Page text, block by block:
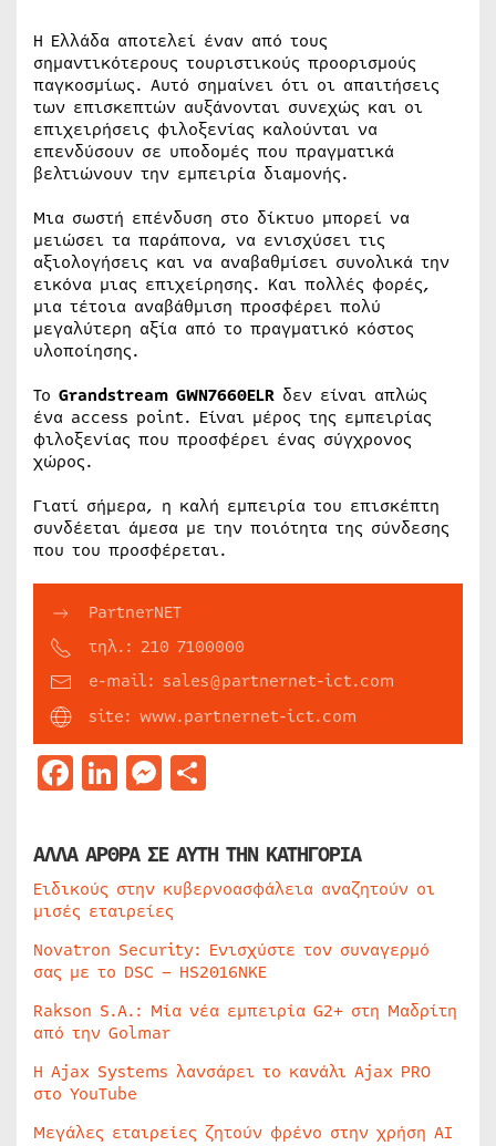
Η Ελλάδα αποτελεί έναν από τους
σημαντικότερους τουριστικούς προορισμούς
παγκοσμίως. Αυτό σημαίνει ότι οι απαιτήσεις
των επισκεπτών αυξάνονται συνεχώς και οι
επιχειρήσεις φιλοξενίας καλούνται να
επενδύσουν σε υποδομές που πραγματικά
βελτιώνουν την εμπειρία διαμονής.
Μια σωστή επένδυση στο δίκτυο μπορεί να
μειώσει τα παράπονα, να ενισχύσει τις
αξιολογήσεις και να αναβαθμίσει συνολικά την
εικόνα μιας επιχείρησης. Και πολλές φορές,
μια τέτοια αναβάθμιση προσφέρει πολύ
μεγαλύτερη αξία από το πραγματικό κόστος
υλοποίησης.
Το Grandstream GWN7660ELR δεν είναι απλώς
ένα access point. Είναι μέρος της εμπειρίας
φιλοξενίας που προσφέρει ένας σύγχρονος
χώρος.
Γιατί σήμερα, η καλή εμπειρία του επισκέπτη
συνδέεται άμεσα με την ποιότητα της σύνδεσης
που του προσφέρεται.
PartnerNET
τηλ.: 210 7100000
e-mail: sales@partnernet-ict.com
site: www.partnernet-ict.com
Facebook
LinkedIn
Messenger
ΑΛΛΑ ΑΡΘΡΑ ΣΕ ΑΥΤΗ ΤΗΝ ΚΑΤΗΓΟΡΙΑ
Ειδικούς στην κυβερνοασφάλεια αναζητούν οι
μισές εταιρείες
Novatron Security: Ενισχύστε τον συναγερμό
σας με το DSC – HS2016NKE
Rakson S.A.: Μία νέα εμπειρία G2+ στη Μαδρίτη
από την Golmar
Η Ajax Systems λανσάρει το κανάλι Ajax PRO
στο YouTube
Μεγάλες εταιρείες ζητούν φρένο στην χρήση AI